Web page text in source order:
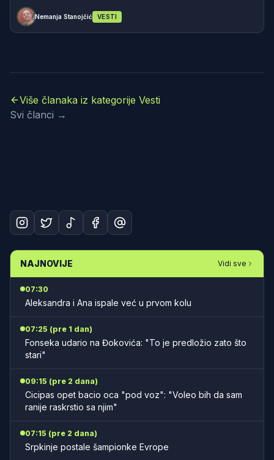
Nemanja Stanojčić VESTI
Više članaka iz kategorije Vesti
Svi članci →
NAJNOVIJE Vidi sve
07:30
Aleksandra i Ana ispale već u prvom kolu
07:25 (pre 1 dan)
Fonseka udario na Đokovića: "To je predložio zato što
stari"
09:15 (pre 2 dana)
Cicipas opet bacio oca "pod voz": "Voleo bih da sam
ranije raskrstio sa njim"
07:15 (pre 2 dana)
Srpkinje postale šampionke Evrope